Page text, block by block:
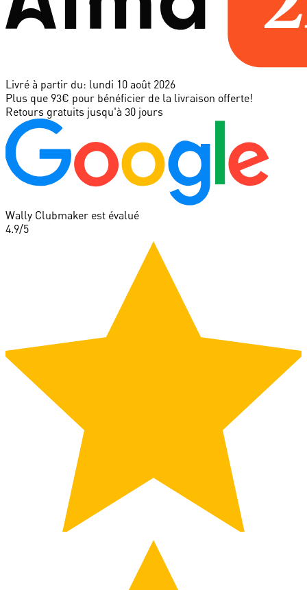
Livré à partir du: lundi 10 août 2026
Plus que 93€ pour bénéficier de la livraison offerte!
Retours gratuits jusqu'à 30 jours
Wally Clubmaker est évalué
4.9/5